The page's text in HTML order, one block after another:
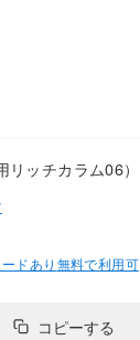
ッチカラム06）
ドあり 無料で利用可
コピーする